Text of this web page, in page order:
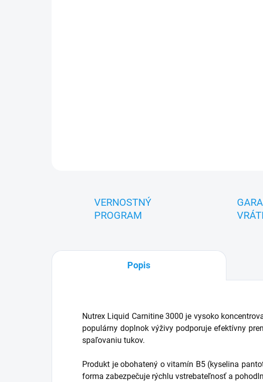
VERNOSTNÝ
PROGRAM
Popis
Nutrex Liquid Carnitine 3000 je vysoko
populárny doplnok výživy podporuje efektívny
spaľovaniu tukov.
Produkt je obohatený o vitamín B5 (kyselina
forma zabezpečuje rýchlu vstrebateľnosť a